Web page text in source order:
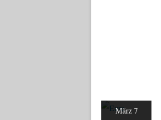
März 7